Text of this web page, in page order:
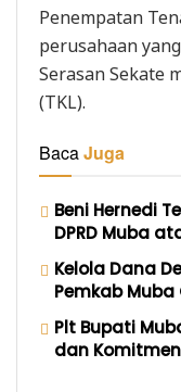
Penempatan
perusahaan
Serasan Sekate
(TKL).
BacaJuga
Beni Hernedi
DPRD Muba
Kelola Dana
Pemkab
Plt Bupati
dan